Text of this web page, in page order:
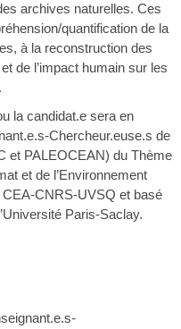
archives naturelles. Ces
quantification de la
à la reconstruction des
de l’impact humain sur les
la candidat.e sera en
Chercheur.euse.s de
et PALEOCEAN) du Thème
et de l’Environnement
CNRS-UVSQ et basé
Paris-Saclay.